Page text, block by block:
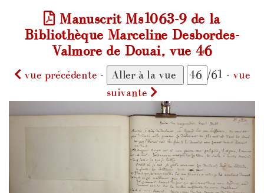
Manuscrit Ms1063-9 de la
Bibliothèque Marceline Desbordes-
Valmore de Douai, vue 46
vue précédente - /61 - vue
suivante